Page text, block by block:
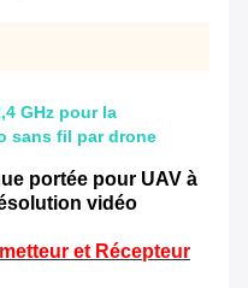
GHz pour la
sans fil par drone
portée pour UAV à
vidéo
et Récepteur